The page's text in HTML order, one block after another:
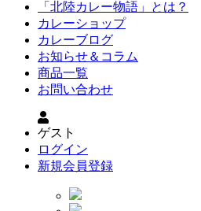
「北陸カレー物語」とは？
カレーショップ
カレーブログ
お知らせ＆コラム
商品一覧
お問い合わせ
ゲスト
ログイン
新規会員登録